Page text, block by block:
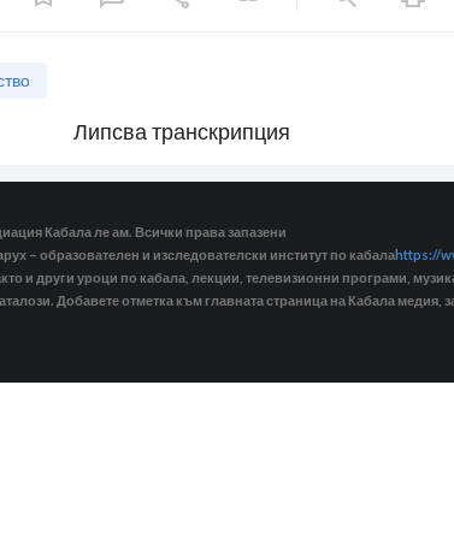
Липсва транскрипция
Кабала ле ам. Всички права запазени
– образователен и изследователски институт по кабалаhttps://
и други уроци по кабала, лекции, телевизионни програми,
Добавете отметка към главната страница на Кабала медия,